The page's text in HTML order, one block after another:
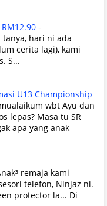
RM12.90 -
tanya, hari ni ada
cerita lagi), kami
S...
U13 Championship
wbt Ayu dan
lepas? Masa tu SR
apa yang anak
remaja kami
telefon, Ninjaz ni.
protector la... Di